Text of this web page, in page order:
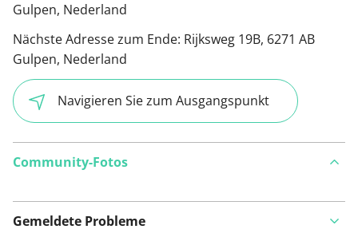
Gulpen, Nederland
Nächste Adresse zum Ende: Rijksweg 19B, 6271 AB
Gulpen, Nederland
Navigieren Sie zum Ausgangspunkt
Community-Fotos
Gemeldete Probleme